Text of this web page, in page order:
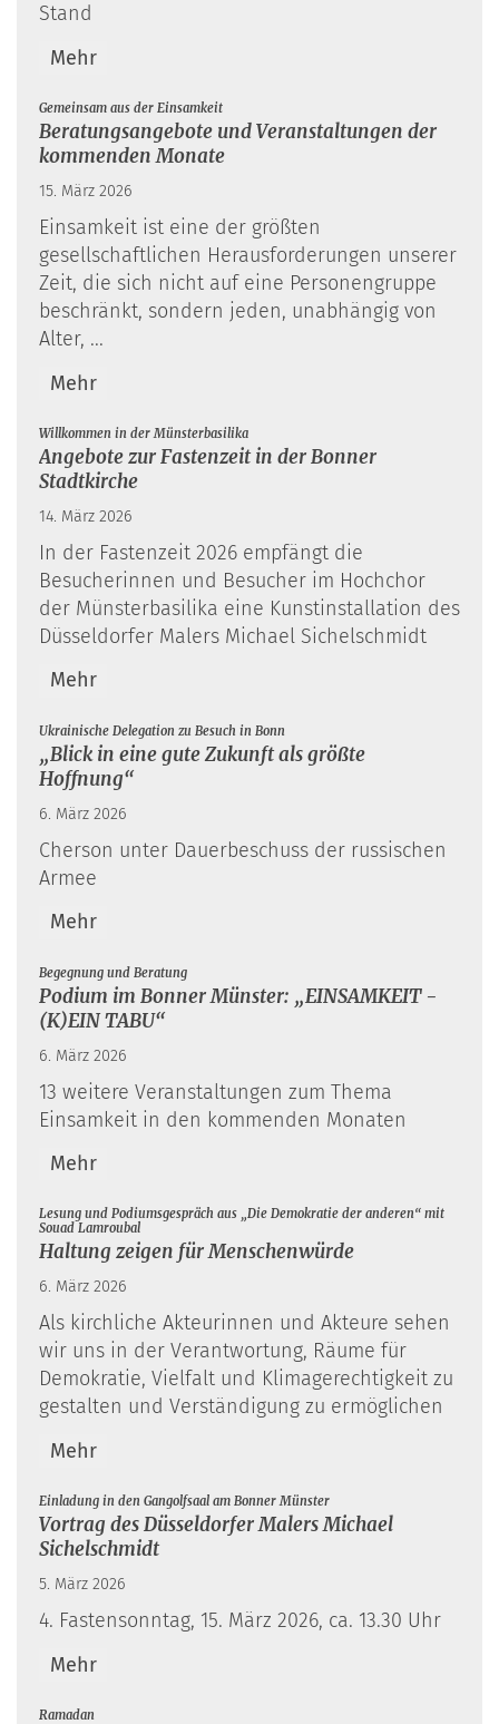
Stand
Mehr
Gemeinsam aus der Einsamkeit:
Beratungsangebote und Veranstaltungen der
kommenden Monate
15. März 2026
Einsamkeit ist eine der größten
gesellschaftlichen Herausforderungen unserer
Zeit, die sich nicht auf eine Personengruppe
beschränkt, sondern jeden, unabhängig von
Alter, ...
Mehr
Willkommen in der Münsterbasilika:
Angebote zur Fastenzeit in der Bonner
Stadtkirche
14. März 2026
In der Fastenzeit 2026 empfängt die
Besucherinnen und Besucher im Hochchor
der Münsterbasilika eine Kunstinstallation des
Düsseldorfer Malers Michael Sichelschmidt
Mehr
Ukrainische Delegation zu Besuch in Bonn
„Blick in eine gute Zukunft als größte
Hoffnung“
6. März 2026
Cherson unter Dauerbeschuss der russischen
Armee
Mehr
Begegnung und Beratung:
Podium im Bonner Münster: „EINSAMKEIT -
(K)EIN TABU“
6. März 2026
13 weitere Veranstaltungen zum Thema
Einsamkeit in den kommenden Monaten
Mehr
Lesung und Podiumsgespräch aus „Die Demokratie der anderen“ mit
Souad Lamroubal:
Haltung zeigen für Menschenwürde
6. März 2026
Als kirchliche Akteurinnen und Akteure sehen
wir uns in der Verantwortung, Räume für
Demokratie, Vielfalt und Klimagerechtigkeit zu
gestalten und Verständigung zu ermöglichen
Mehr
Einladung in den Gangolfsaal am Bonner Münster:
Vortrag des Düsseldorfer Malers Michael
Sichelschmidt
5. März 2026
4. Fastensonntag, 15. März 2026, ca. 13.30 Uhr
Mehr
Ramadan